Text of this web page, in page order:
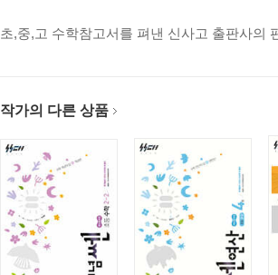
초,중,고 수학참고서를 펴낸 신사고 출판사의
작가의 다른 상품